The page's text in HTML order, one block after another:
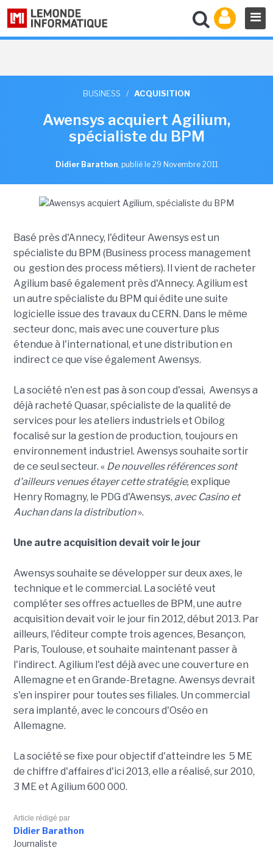
BUSINESS / ACQUISITION
Awensys acquiert Agilium,
spécialiste du BPM
Didier Barathon, publié le 29 Novembre 2011
Basé près d'Annecy, l'éditeur Awensys est un
spécialiste du BPM (Business process management
ou gestion des process métiers). Il vient de racheter
Agilium basé également près d'Annecy. Agilium est
un autre spécialiste du BPM qui édite une suite
logicielle issue des travaux du CERN. Dans le même
secteur donc, mais avec une couverture plus
étendue à l'international, et une distribution en
indirect ce que vise également Awensys.
La société n'en est pas à son coup d'essai, Awensys a
déjà racheté Quasar, spécialiste de la qualité de
services pour les ateliers industriels et Obilog
focalisé sur la gestion de production, toujours en
environnement industriel. Awensys souhaite sortir
de ce seul secteur. « De nouvelles références sont
d'ailleurs venues étayer cette stratégie, explique
Henry Romagny, le PDG d'Awensys, avec Casino et
Auchan dans la distribution».
Une autre acquisition devait voir le jour
Awensys souhaite se développer sur deux axes, le
technique et le commercial. La société veut
compléter ses offres actuelles de BPM, une autre
acquisition devait voir le jour fin 2012, début 2013. Par
ailleurs, l'éditeur compte trois agences, Besançon,
Paris, Toulouse, et souhaite maintenant passer à
l'indirect. Agilium l'est déjà avec une couverture en
Allemagne et en Grande-Bretagne. Awensys devrait
s'en inspirer pour toutes ses filiales. Un commercial
sera implanté, avec le concours d'Oséo en
Allemagne.
La société se fixe pour objectif d'atteindre les 5 ME
de chiffre d'affaires d'ici 2013, elle a réalisé, sur 2010,
3 ME et Agilium 600 000.
Article rédigé par
Didier Barathon
Journaliste